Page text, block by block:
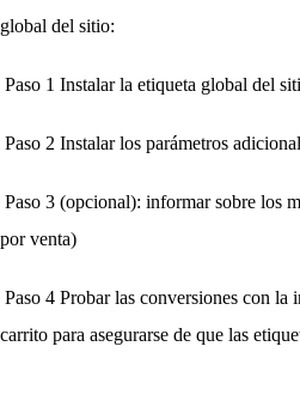
global del sitio:
Paso 1 Instalar la etiqueta global del
Paso 2 Instalar los parámetros
Paso 3 (opcional): informar sobre los
por venta)
Paso 4 Probar las conversiones con la
carrito para asegurarse de que las